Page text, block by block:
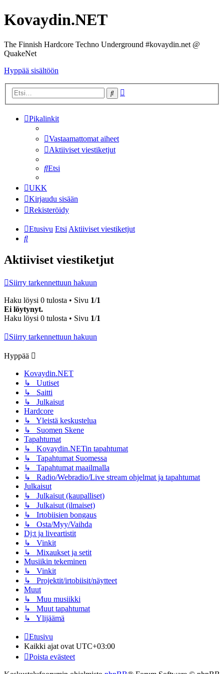
Kovaydin.NET
The Finnish Hardcore Techno Underground #kovaydin.net @
QuakeNet
Hyppää sisältöön
Etsi
Pikalinkit
Vastaamattomat aiheet
Aktiiviset viestiketjut
Etsi
UKK
Kirjaudu sisään
Rekisteröidy
Etusivu EtsiAktiiviset viestiketjut
Etsi
Aktiiviset viestiketjut
Siirry tarkennettuun hakuun
Haku löysi 0 tulosta • Sivu 1/1
Ei löytynyt.
Haku löysi 0 tulosta • Sivu 1/1
Siirry tarkennettuun hakuun
Hyppää
Kovaydin.NET
↳ Uutiset
↳ Saitti
↳ Julkaisut
Hardcore
↳ Yleistä keskustelua
↳ Suomen Skene
Tapahtumat
↳ Kovaydin.NETin tapahtumat
↳ Tapahtumat Suomessa
↳ Tapahtumat maailmalla
↳ Radio/Webradio/Live stream ohjelmat ja tapahtumat
Julkaisut
↳ Julkaisut (kaupalliset)
↳ Julkaisut (ilmaiset)
↳ Irtobiisien bongaus
↳ Osta/Myy/Vaihda
Dj:t ja liveartistit
↳ Vinkit
↳ Mixaukset ja setit
Musiikin tekeminen
↳ Vinkit
↳ Projektit/irtobiisit/näytteet
Muut
↳ Muu musiikki
↳ Muut tapahtumat
↳ Ylijäämä
Etusivu
Kaikki ajat ovat UTC+03:00
Poista evästeet